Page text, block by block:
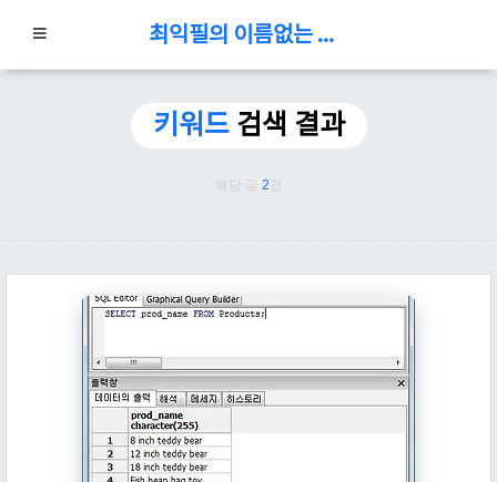
최익필의 이름없는 블로그
키워드 검색 결과
해당 글 2 건